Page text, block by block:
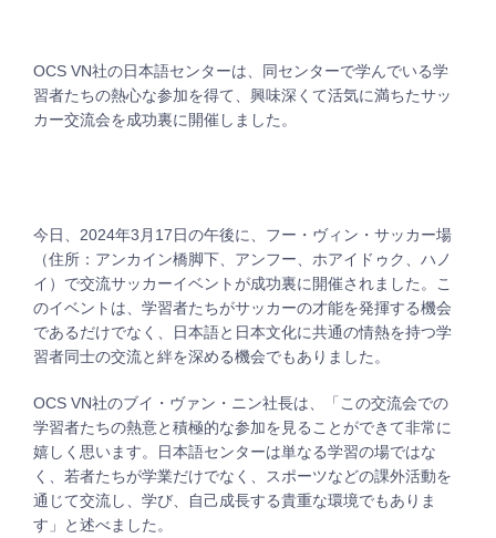
OCS VN社の日本語センターは、同センターで学んでいる学
習者たちの熱心な参加を得て、興味深くて活気に満ちたサッ
カー交流会を成功裏に開催しました。
今日、2024年3月17日の午後に、フー・ヴィン・サッカー場
（住所：アンカイン橋脚下、アンフー、ホアイドゥク、ハノ
イ）で交流サッカーイベントが成功裏に開催されました。こ
のイベントは、学習者たちがサッカーの才能を発揮する機会
であるだけでなく、日本語と日本文化に共通の情熱を持つ学
習者同士の交流と絆を深める機会でもありました。
OCS VN社のブイ・ヴァン・ニン社長は、「この交流会での
学習者たちの熱意と積極的な参加を見ることができて非常に
嬉しく思います。日本語センターは単なる学習の場ではな
く、若者たちが学業だけでなく、スポーツなどの課外活動を
通じて交流し、学び、自己成長する貴重な環境でもありま
す」と述べました。